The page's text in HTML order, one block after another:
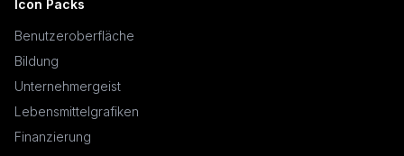
Icon Packs
Benutzeroberfläche
Bildung
Unternehmergeist
Lebensmittelgrafiken
Finanzierung